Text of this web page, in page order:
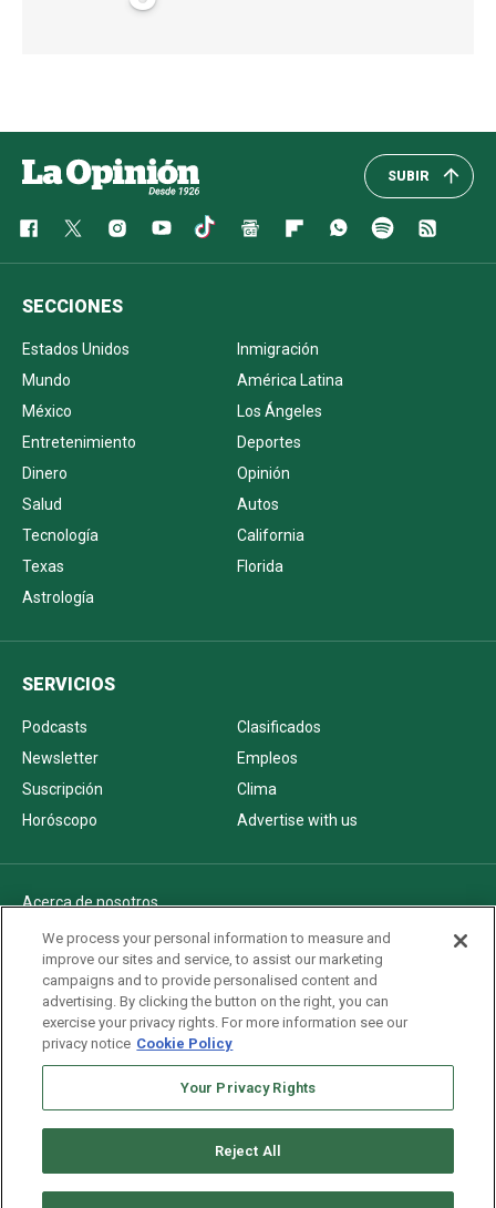
SUBIR
SECCIONES
Estados Unidos
Inmigración
Mundo
América Latina
México
Los Ángeles
Entretenimiento
Deportes
Dinero
Opinión
Salud
Autos
Tecnología
California
Texas
Florida
Astrología
SERVICIOS
Podcasts
Clasificados
Newsletter
Empleos
Suscripción
Clima
Horóscopo
Advertise with us
Acerca de nosotros
Politica de privacidad
Pautas Editoriales
AdChoices
Advertise with us
Newsletters
We process your personal information to measure and
improve our sites and service, to assist our marketing
campaigns and to provide personalised content and
advertising. By clicking the button on the right, you can
exercise your privacy rights. For more information see our
privacy notice Cookie Policy
Your Privacy Rights
Reject All